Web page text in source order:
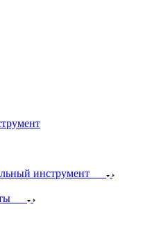
инструмент